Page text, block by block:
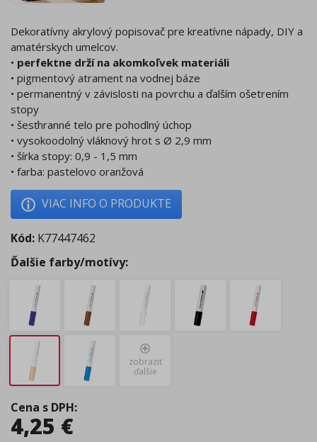
Dekoratívny akrylový popisovač pre kreatívne nápady, DIY a
amatérskych umelcov.
• perfektne drží na akomkoľvek materiáli
• pigmentový atrament na vodnej báze
• permanentný v závislosti na povrchu a ďalším ošetrením
stopy
• šesťhranné telo pre pohodlný úchop
• vysokoodolný vláknový hrot s Ø 2,9 mm
• šírka stopy: 0,9 - 1,5 mm
• farba: pastelovo oranžová
VIAC INFO O PRODUKTE
Kód: K77447462
Ďalšie farby/motívy:
zobraziť
ďalšie
Cena s DPH:
4,25 €